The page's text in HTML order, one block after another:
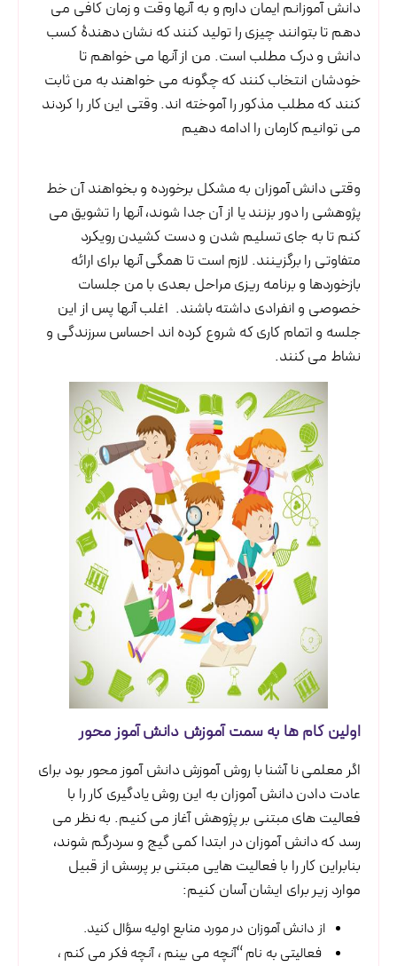
دانش آموزانم ایمان دارم و به آنها وقت و زمان کافی می
دهم تا بتوانند چیزی را تولید کنند که نشان دهندۀ کسب
دانش و درک مطلب است. من از آنها می خواهم تا
خودشان انتخاب کنند که چگونه می خواهند به من ثابت
کنند که مطلب مذکور را آموخته اند. وقتی این کار را کردند
می توانیم کارمان را ادامه دهیم
وقتی دانش آموزان به مشکل برخورده و بخواهند آن خط
پژوهشی را دور بزنند یا از آن جدا شوند، آنها را تشویق می
کنم تا به جای تسلیم شدن و دست کشیدن رویکرد
متفاوتی را برگزینند. لازم است تا همگی آنها برای ارائه
بازخوردها و برنامه ریزی مراحل بعدی با من جلسات
خصوصی و انفرادی داشته باشند. اغلب آنها پس از این
جلسه و اتمام کاری که شروع کرده اند احساس سرزندگی و
نشاط می کنند.
اولین گام ها به سمت آموزش دانش آموز محور
اگر معلمی نا آشنا با روش آموزش دانش آموز محور بود برای
عادت دادن دانش آموزان به این روش یادگیری کار را با
فعالیت های مبتنی بر پژوهش آغاز می کنیم. به نظر می
رسد که دانش آموزان در ابتدا کمی گیج و سردرگم شوند،
بنابراین کار را با فعالیت هایی مبتنی بر پرسش از قبیل
موارد زیر برای ایشان آسان کنیم:
از دانش آموزان در مورد منابع اولیه سؤال كنید.
فعالیتی به نام “آنچه می بینم ، آنچه فکر می کنم ،